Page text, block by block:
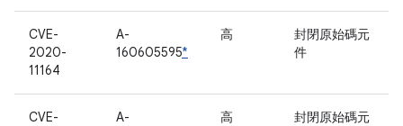
CVE-
2020-
11164
A-
160605595*
高
封閉原始碼元
件
CVE-
A-
高
封閉原始碼元